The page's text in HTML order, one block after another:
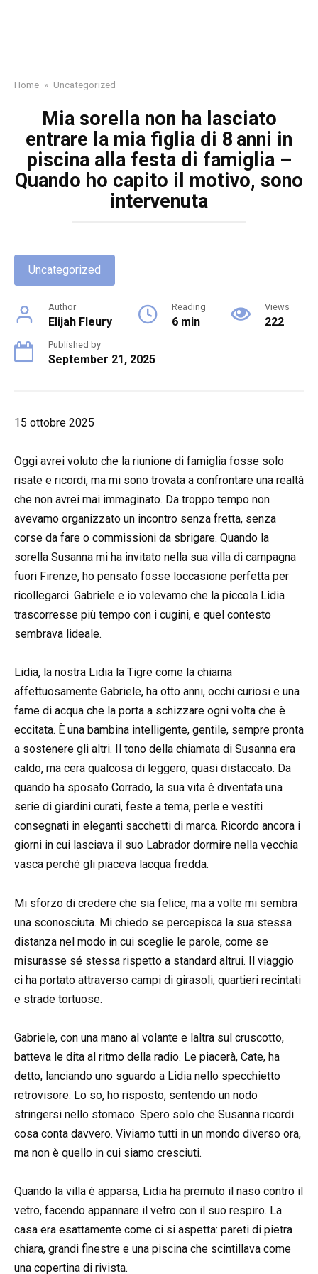
Home » Uncategorized
Mia sorella non ha lasciato
entrare la mia figlia di 8 anni in
piscina alla festa di famiglia –
Quando ho capito il motivo, sono
intervenuta
Uncategorized
Author
Elijah Fleury
Reading
6 min
Views
222
Published by
September 21, 2025
15 ottobre 2025
Oggi avrei voluto che la riunione di famiglia fosse solo
risate e ricordi, ma mi sono trovata a confrontare una realtà
che non avrei mai immaginato. Da troppo tempo non
avevamo organizzato un incontro senza fretta, senza
corse da fare o commissioni da sbrigare. Quando la
sorella Susanna mi ha invitato nella sua villa di campagna
fuori Firenze, ho pensato fosse loccasione perfetta per
ricollegarci. Gabriele e io volevamo che la piccola Lidia
trascorresse più tempo con i cugini, e quel contesto
sembrava lideale.
Lidia, la nostra Lidia la Tigre come la chiama
affettuosamente Gabriele, ha otto anni, occhi curiosi e una
fame di acqua che la porta a schizzare ogni volta che è
eccitata. È una bambina intelligente, gentile, sempre pronta
a sostenere gli altri. Il tono della chiamata di Susanna era
caldo, ma cera qualcosa di leggero, quasi distaccato. Da
quando ha sposato Corrado, la sua vita è diventata una
serie di giardini curati, feste a tema, perle e vestiti
consegnati in eleganti sacchetti di marca. Ricordo ancora i
giorni in cui lasciava il suo Labrador dormire nella vecchia
vasca perché gli piaceva lacqua fredda.
Mi sforzo di credere che sia felice, ma a volte mi sembra
una sconosciuta. Mi chiedo se percepisca la sua stessa
distanza nel modo in cui sceglie le parole, come se
misurasse sé stessa rispetto a standard altrui. Il viaggio
ci ha portato attraverso campi di girasoli, quartieri recintati
e strade tortuose.
Gabriele, con una mano al volante e laltra sul cruscotto,
batteva le dita al ritmo della radio. Le piacerà, Cate, ha
detto, lanciando uno sguardo a Lidia nello specchietto
retrovisore. Lo so, ho risposto, sentendo un nodo
stringersi nello stomaco. Spero solo che Susanna ricordi
cosa conta davvero. Viviamo tutti in un mondo diverso ora,
ma non è quello in cui siamo cresciuti.
Quando la villa è apparsa, Lidia ha premuto il naso contro il
vetro, facendo appannare il vetro con il suo respiro. La
casa era esattamente come ci si aspetta: pareti di pietra
chiara, grandi finestre e una piscina che scintillava come
una copertina di rivista.